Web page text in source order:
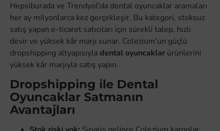
Hepsiburada ve Trendyol'da dental oyuncaklar aramaları
her ay milyonlarca kez gerçekleşir. Bu kategori, stoksuz
satış yapan e-ticaret satıcıları için sürekli talep, hızlı
devir ve yüksek kâr marjı sunar. Colezium'un güçlü
dropshipping altyapısıyla dental oyuncaklar ürünlerini
yüksek kâr marjıyla satış yapın.
Dropshipping ile Dental
Oyuncaklar Satmanın
Avantajları